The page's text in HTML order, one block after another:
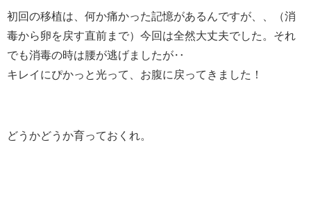
初回の移植は、何か痛かった記憶があるんですが、、（消
毒から卵を戻す直前まで）今回は全然大丈夫でした。それ
でも消毒の時は腰が逃げましたが‥
キレイにぴかっと光って、お腹に戻ってきました！
どうかどうか育っておくれ。